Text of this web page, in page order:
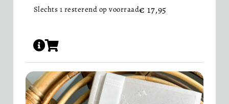
Slechts 1 resterend op voorraad€ 17,95